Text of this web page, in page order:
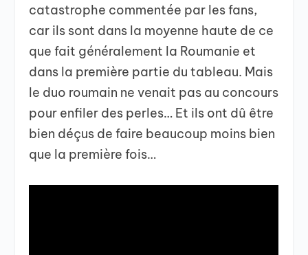
catastrophe commentée par les fans,
car ils sont dans la moyenne haute de ce
que fait généralement la Roumanie et
dans la première partie du tableau. Mais
le duo roumain ne venait pas au concours
pour enfiler des perles… Et ils ont dû être
bien déçus de faire beaucoup moins bien
que la première fois…